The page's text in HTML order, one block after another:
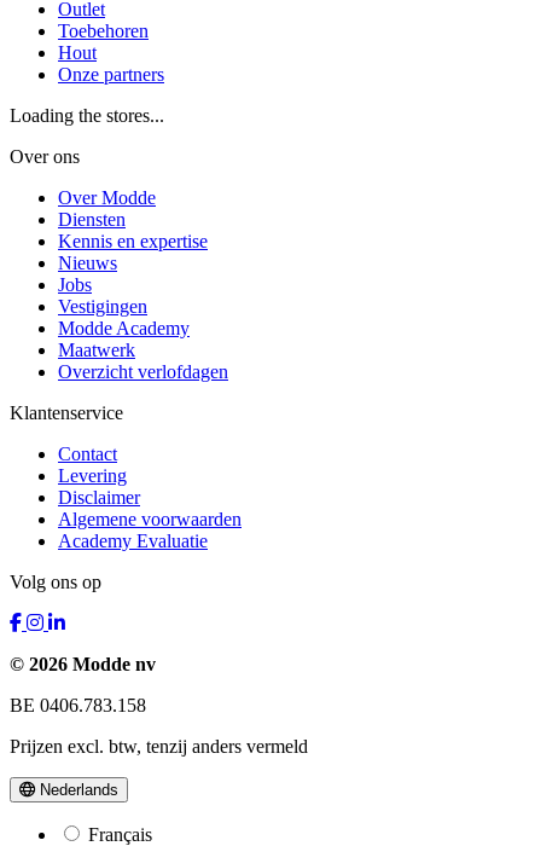
Outlet
Toebehoren
Hout
Onze partners
Loading the stores...
Over ons
Over Modde
Diensten
Kennis en expertise
Nieuws
Jobs
Vestigingen
Modde Academy
Maatwerk
Overzicht verlofdagen
Klantenservice
Contact
Levering
Disclaimer
Algemene voorwaarden
Academy Evaluatie
Volg ons op
© 2026 Modde nv
BE 0406.783.158
Prijzen excl. btw, tenzij anders vermeld
Nederlands
Français